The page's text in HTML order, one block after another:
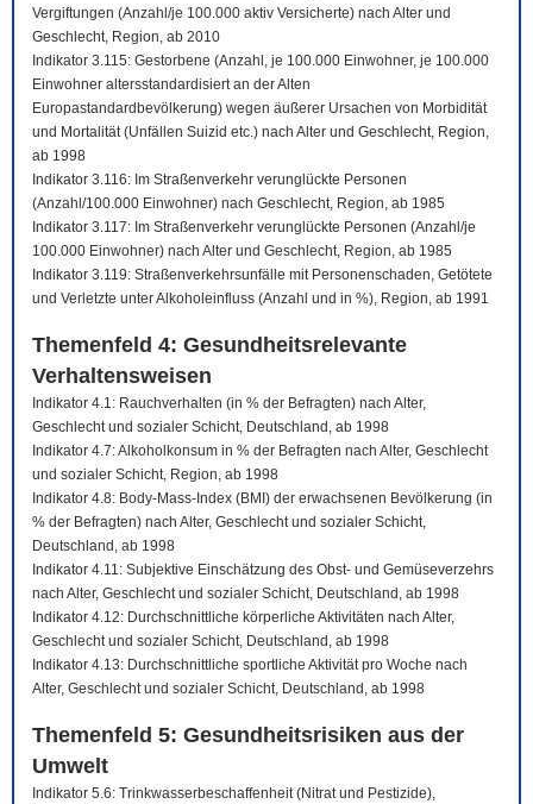
Vergiftungen (Anzahl/je 100.000 aktiv Versicherte) nach Alter und
Geschlecht, Region, ab 2010
Indikator 3.115: Gestorbene (Anzahl, je 100.000 Einwohner, je 100.000
Einwohner altersstandardisiert an der Alten
Europastandardbevölkerung) wegen äußerer Ursachen von Morbidität
und Mortalität (Unfällen Suizid etc.) nach Alter und Geschlecht, Region,
ab 1998
Indikator 3.116: Im Straßenverkehr verunglückte Personen
(Anzahl/100.000 Einwohner) nach Geschlecht, Region, ab 1985
Indikator 3.117: Im Straßenverkehr verunglückte Personen (Anzahl/je
100.000 Einwohner) nach Alter und Geschlecht, Region, ab 1985
Indikator 3.119: Straßenverkehrsunfälle mit Personenschaden, Getötete
und Verletzte unter Alkoholeinfluss (Anzahl und in %), Region, ab 1991
Themenfeld 4: Gesundheitsrelevante
Verhaltensweisen
Indikator 4.1: Rauchverhalten (in % der Befragten) nach Alter,
Geschlecht und sozialer Schicht, Deutschland, ab 1998
Indikator 4.7: Alkoholkonsum in % der Befragten nach Alter, Geschlecht
und sozialer Schicht, Region, ab 1998
Indikator 4.8: Body-Mass-Index (BMI) der erwachsenen Bevölkerung (in
% der Befragten) nach Alter, Geschlecht und sozialer Schicht,
Deutschland, ab 1998
Indikator 4.11: Subjektive Einschätzung des Obst- und Gemüseverzehrs
nach Alter, Geschlecht und sozialer Schicht, Deutschland, ab 1998
Indikator 4.12: Durchschnittliche körperliche Aktivitäten nach Alter,
Geschlecht und sozialer Schicht, Deutschland, ab 1998
Indikator 4.13: Durchschnittliche sportliche Aktivität pro Woche nach
Alter, Geschlecht und sozialer Schicht, Deutschland, ab 1998
Themenfeld 5: Gesundheitsrisiken aus der
Umwelt
Indikator 5.6: Trinkwasserbeschaffenheit (Nitrat und Pestizide),